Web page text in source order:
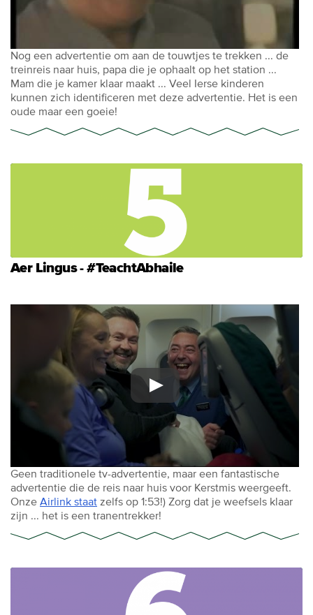
Nog een advertentie om aan de touwtjes te trekken ... de
treinreis naar huis, papa die je ophaalt op het station ...
Mam die je kamer klaar maakt ... Veel Ierse kinderen
kunnen zich identificeren met deze advertentie. Het is een
oude maar een goeie!
Aer Lingus - #TeachtAbhaile
Geen traditionele tv-advertentie, maar een fantastische
advertentie die de reis naar huis voor Kerstmis weergeeft.
Onze Airlink staat zelfs op 1:53!) Zorg dat je weefsels klaar
zijn ... het is een tranentrekker!